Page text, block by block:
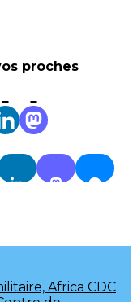
proches